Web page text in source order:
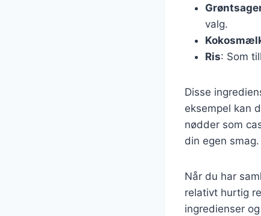
valg.
Ris: Som
Disse
eksempel kan
nødder som
din egen smag.
Når du har
relativt hurtig
ingredienser